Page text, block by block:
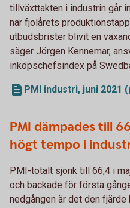
tillväxttakten i industrin går
när fjolårets
utbudsbrister blivit en
säger Jörgen Kennemar,
inköpschefsindex på
PMI industri, juni 2021
PMI dämpades till
högt tempo i
PMI-totalt sjönk till 66,4 i
och backade för första
nedgången är det den